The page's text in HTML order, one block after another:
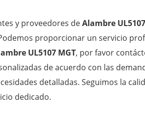
y proveedores deAlambre
proporcionar un servicio
UL5107 MGT, por favor
de acuerdo con las
detalladas. Seguimos la
dedicado.